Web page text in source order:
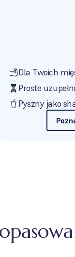
Dla Twoich
Proste
Pyszny jako